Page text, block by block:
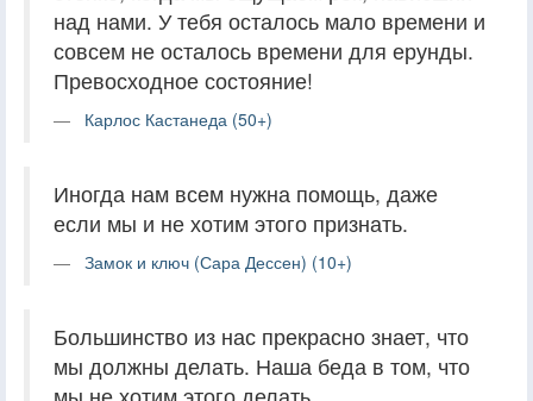
над нами. У тебя осталось мало времени и
совсем не осталось времени для ерунды.
Превосходное состояние!
Карлос Кастанеда (50+)
Иногда нам всем нужна помощь, даже
если мы и не хотим этого признать.
Замок и ключ (Сара Дессен) (10+)
Большинство из нас прекрасно знает, что
мы должны делать. Наша беда в том, что